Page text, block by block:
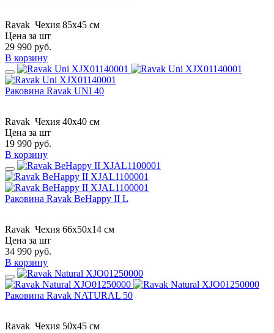
Ravak Чехия 85x45 см
Цена за шт
29 990 руб.
В корзину
Раковина Ravak UNI 40
Ravak Чехия 40x40 см
Цена за шт
19 990 руб.
В корзину
Раковина Ravak BeHappy II L
Ravak Чехия 66x50x14 см
Цена за шт
34 990 руб.
В корзину
Раковина Ravak NATURAL 50
Ravak Чехия 50x45 см